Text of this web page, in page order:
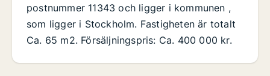
postnummer 11343 och ligger i kommunen ,
som ligger i Stockholm. Fastigheten är totalt
Ca. 65 m2. Försäljningspris: Ca. 400 000 kr.